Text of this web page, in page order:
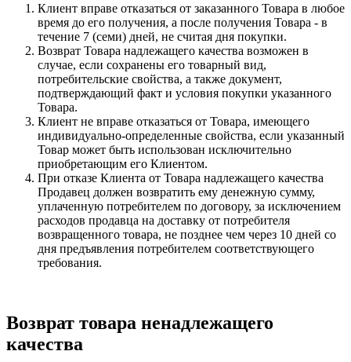
Клиент вправе отказаться от заказанного Товара в любое
время до его получения, а после получения Товара - в
течение 7 (семи) дней, не считая дня покупки.
Возврат Товара надлежащего качества возможен в
случае, если сохранены его товарный вид,
потребительские свойства, а также документ,
подтверждающий факт и условия покупки указанного
Товара.
Клиент не вправе отказаться от Товара, имеющего
индивидуально-определенные свойства, если указанный
Товар может быть использован исключительно
приобретающим его Клиентом.
При отказе Клиента от Товара надлежащего качества
Продавец должен возвратить ему денежную сумму,
уплаченную потребителем по договору, за исключением
расходов продавца на доставку от потребителя
возвращенного товара, не позднее чем через 10 дней со
дня предъявления потребителем соответствующего
требования.
Возврат товара ненадлежащего
качества